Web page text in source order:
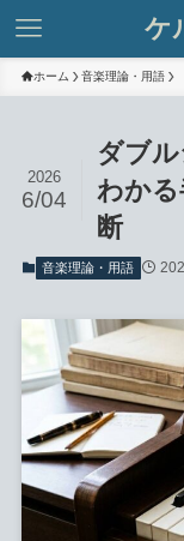
ケ
ホーム 音楽理論・用語
ダブ
わかる
断
2026
6/04
音楽理論・用語